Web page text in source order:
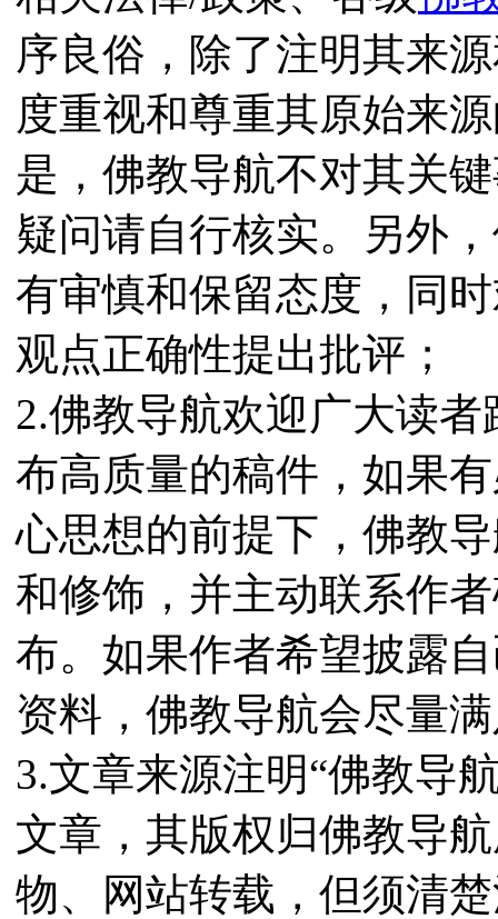
序良俗，除了注明其来
度重视和尊重其原始来
是，佛教导航不对其关
疑问请自行核实。另外
有审慎和保留态度，同
观点正确性提出批评；
2.佛教导航欢迎广大读
布高质量的稿件，如果
心思想的前提下，佛教
和修饰，并主动联系作
布。如果作者希望披露
资料，佛教导航会尽量
3.文章来源注明“佛教导
文章，其版权归佛教导
物、网站转载，但须清